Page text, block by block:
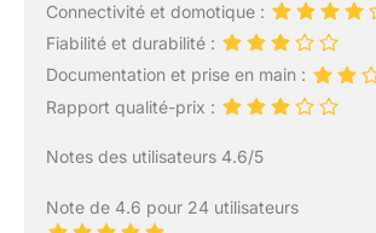
Connectivité et domotique :
Fiabilité et durabilité :
Documentation et prise en main :
Rapport qualité-prix :
Notes des utilisateurs 4.6/5
Note de 4.6 pour 24 utilisateurs